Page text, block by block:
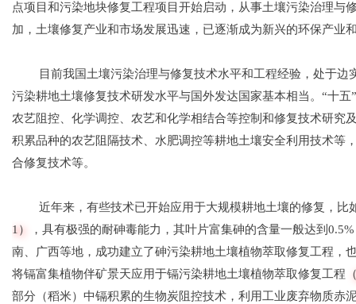
点项目和污染地块修复工程项目开始启动，从事土壤污染治理与
加， 土壤修复产业和市场发展迅速，已逐渐成为新兴的环保产业
目前我国土壤污染治理与修复技术水平和工程经验，处于边
污染耕地土壤修复技术研发水平与国外发达国家基本相当。“十
农艺阻控、化学调控、农艺和化学相结合等控制和修复技术研究
积累品种的农艺阻隔技术、水肥调控等耕地土壤安全利用技术等
合修复技术等。
近年来，有些技术已开始应用于大规模耕地土壤的修复，比
1）
， 具有极强的耐砷毒能力，其叶片富集砷的含量一般达到
南、广西等地，成功建立了砷污染耕地土壤植物萃取修复工程，
将镉富集植物伴矿景天应用于镉污染耕地土壤植物萃取修复工程
部分（稻米）中镉积累的生物炭阻控技术，利用工业废弃物质赤